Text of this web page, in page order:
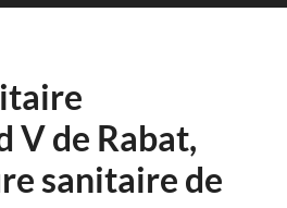
V de Rabat,
sanitaire de